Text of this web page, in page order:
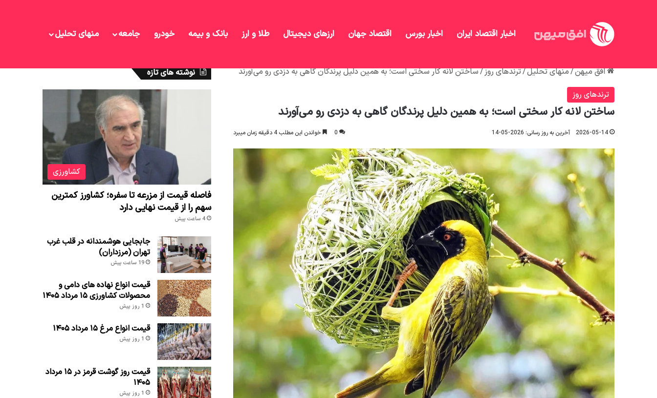
اخبار اقتصاد ایران اخبار بورس اقتصاد جهان ارزهای دیجیتال طلا و ارز بانک و بیمه خودرو جامعه منهای تحلیل
افق میهن/منهای تحلیل/ترندهای روز/ساختن لانه کار سختی است؛ به همین دلیل پرندگان گاهی به دزدی رو می‌آورند
ترندهای روز
ساختن لانه کار سختی است؛ به همین دلیل پرندگان گاهی به دزدی رو می‌آورند
2026-05-14 آخرین به روز رسانی: 2026-05-14 0 خواندن این مطلب 4 دقیقه زمان میبرد
نوشته های تازه
کشاورزی
فاصله قیمت از مزرعه تا سفره؛ کشاورز کمترین
سهم را از قیمت نهایی دارد
4 ساعت پیش
جابجایی هوشمندانه در قلب غرب
تهران (مرزداران)
19 ساعت پیش
قیمت انواع نهاده های دامی و
محصولات کشاورزی ۱۵ مرداد ۱۴۰۵
1 روز پیش
قیمت انواع مرغ ۱۵ مرداد ۱۴۰۵
1 روز پیش
قیمت روز گوشت قرمز در ۱۵ مرداد
۱۴۰۵
1 روز پیش